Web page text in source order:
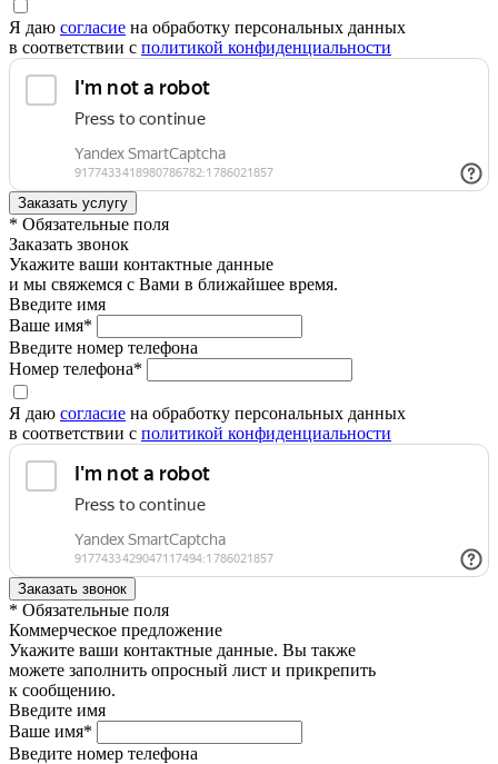
Я даю согласие на обработку персональных данных
в соответствии с политикой конфиденциальности
* Обязательные поля
Заказать звонок
Укажите ваши контактные данные
и мы свяжемся с Вами в ближайшее время.
Введите имя
Ваше имя*
Введите номер телефона
Номер телефона*
Я даю согласие на обработку персональных данных
в соответствии с политикой конфиденциальности
* Обязательные поля
Коммерческое предложение
Укажите ваши контактные данные. Вы также
можете заполнить опросный лист и прикрепить
к сообщению.
Введите имя
Ваше имя*
Введите номер телефона